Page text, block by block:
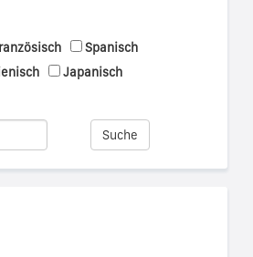
Spanisch
Japanisch
Suche